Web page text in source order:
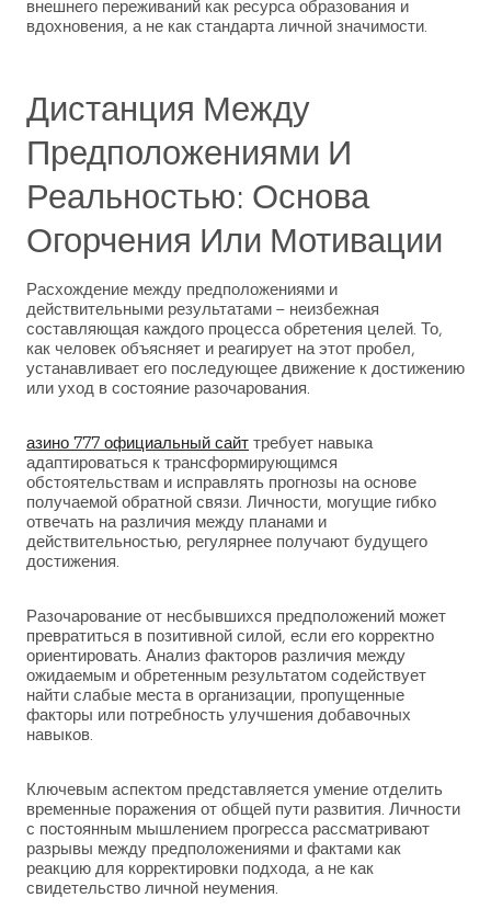
внешнего переживаний как ресурса образования и
вдохновения, а не как стандарта личной значимости.
Дистанция Между
Предположениями И
Реальностью: Основа
Огорчения Или Мотивации
Расхождение между предположениями и
действительными результатами – неизбежная
составляющая каждого процесса обретения целей. То,
как человек объясняет и реагирует на этот пробел,
устанавливает его последующее движение к достижению
или уход в состояние разочарования.
азино 777 официальный сайт требует навыка
адаптироваться к трансформирующимся
обстоятельствам и исправлять прогнозы на основе
получаемой обратной связи. Личности, могущие гибко
отвечать на различия между планами и
действительностью, регулярнее получают будущего
достижения.
Разочарование от несбывшихся предположений может
превратиться в позитивной силой, если его корректно
ориентировать. Анализ факторов различия между
ожидаемым и обретенным результатом содействует
найти слабые места в организации, пропущенные
факторы или потребность улучшения добавочных
навыков.
Ключевым аспектом представляется умение отделить
временные поражения от общей пути развития. Личности
с постоянным мышлением прогресса рассматривают
разрывы между предположениями и фактами как
реакцию для корректировки подхода, а не как
свидетельство личной неумения.